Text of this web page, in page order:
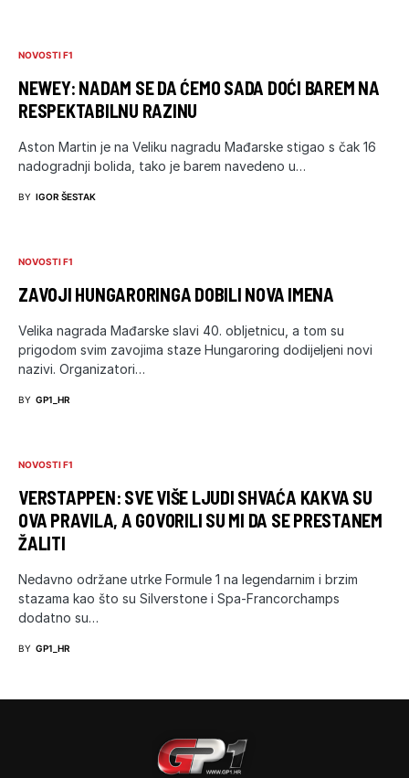
NOVOSTI F1
NEWEY: NADAM SE DA ĆEMO SADA DOĆI BAREM NA
RESPEKTABILNU RAZINU
Aston Martin je na Veliku nagradu Mađarske stigao s čak 16
nadogradnji bolida, tako je barem navedeno u…
BY IGOR ŠESTAK
NOVOSTI F1
ZAVOJI HUNGARORINGA DOBILI NOVA IMENA
Velika nagrada Mađarske slavi 40. obljetnicu, a tom su
prigodom svim zavojima staze Hungaroring dodijeljeni novi
nazivi. Organizatori…
BY GP1_HR
NOVOSTI F1
VERSTAPPEN: SVE VIŠE LJUDI SHVAĆA KAKVA SU
OVA PRAVILA, A GOVORILI SU MI DA SE PRESTANEM
ŽALITI
Nedavno održane utrke Formule 1 na legendarnim i brzim
stazama kao što su Silverstone i Spa-Francorchamps
dodatno su…
BY GP1_HR